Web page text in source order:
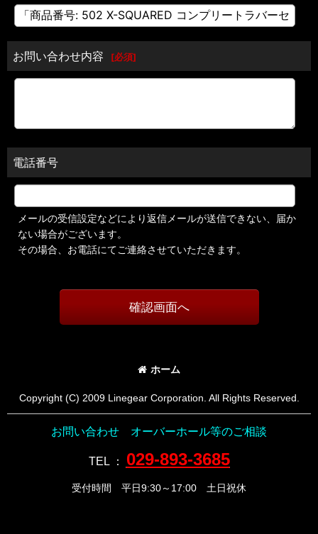
お問い合わせ内容 [必須]
電話番号
メールの受信設定などにより返信メールが送信できない、届か
ない場合がございます。
その場合、お電話にてご連絡させていただきます。
確認画面へ
ホーム
Copyright (C) 2009 Linegear Corporation. All Rights Reserved.
お問い合わせ オーバーホール等のご相談
TEL： 029-893-3685
受付時間 平日9:30～17:00 土日祝休